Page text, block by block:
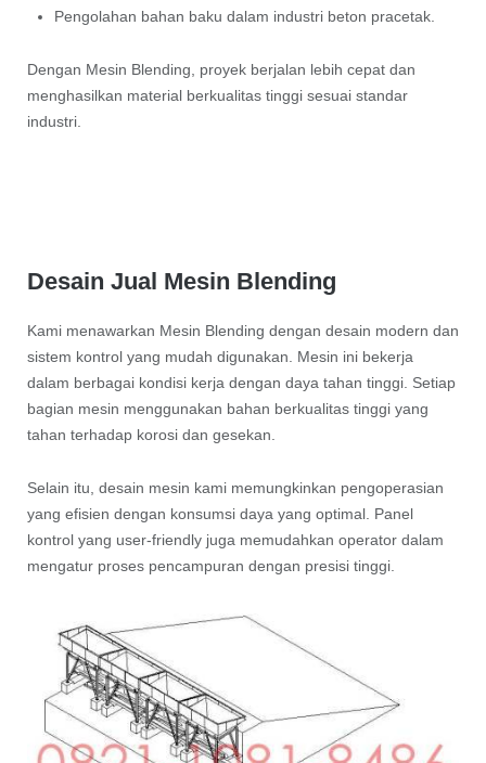
Pengolahan bahan baku dalam industri beton pracetak.
Dengan Mesin Blending, proyek berjalan lebih cepat dan
menghasilkan material berkualitas tinggi sesuai standar
industri.
Desain Jual Mesin Blending
Kami menawarkan Mesin Blending dengan desain modern dan
sistem kontrol yang mudah digunakan. Mesin ini bekerja
dalam berbagai kondisi kerja dengan daya tahan tinggi. Setiap
bagian mesin menggunakan bahan berkualitas tinggi yang
tahan terhadap korosi dan gesekan.
Selain itu, desain mesin kami memungkinkan pengoperasian
yang efisien dengan konsumsi daya yang optimal. Panel
kontrol yang user-friendly juga memudahkan operator dalam
mengatur proses pencampuran dengan presisi tinggi.